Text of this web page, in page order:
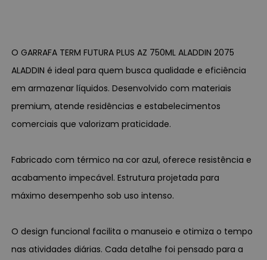
O GARRAFA TERM FUTURA PLUS AZ 750ML ALADDIN 2075
ALADDIN é ideal para quem busca qualidade e eficiência
em armazenar líquidos. Desenvolvido com materiais
premium, atende residências e estabelecimentos
comerciais que valorizam praticidade.
Fabricado com térmico na cor azul, oferece resistência e
acabamento impecável. Estrutura projetada para
máximo desempenho sob uso intenso.
O design funcional facilita o manuseio e otimiza o tempo
nas atividades diárias. Cada detalhe foi pensado para a